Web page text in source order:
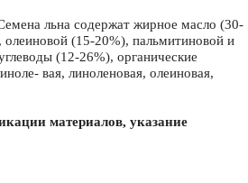
льна содержат жирное масло (30-
олеиновой (15-20%), пальмитиновой и
(12-26%), органические
вая, линоленовая, олеиновая,
материалов, указание